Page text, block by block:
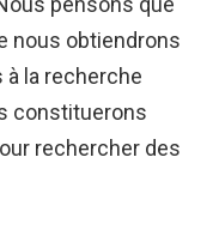
nous obtiendrons
à la recherche
constituerons
rechercher des